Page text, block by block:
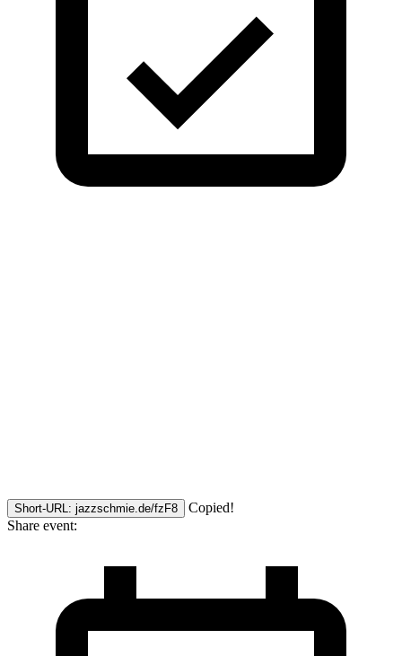
Short-URL: jazzschmie.de/fzF8
Copied!
Share event: